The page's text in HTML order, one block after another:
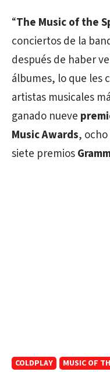
“The Music of the
conciertos de la
después de haber
álbumes, lo que les
artistas musicales
ganado nueve
Music Awards, ocho
siete premios
COLDPLAY MUSIC OF